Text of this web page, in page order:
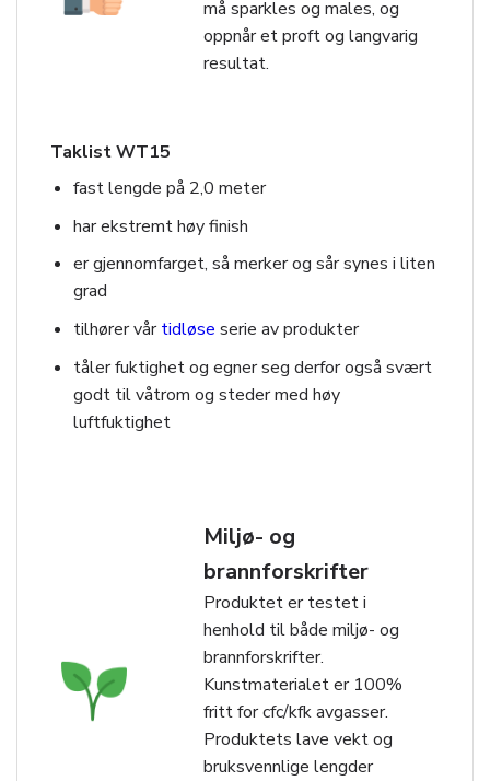
må sparkles og males, og
oppnår et proft og langvarig
resultat.
Taklist WT15
fast lengde på 2,0 meter
har ekstremt høy finish
er gjennomfarget, så merker og sår synes i liten
grad
tilhører vårtidløse serie av produkter
tåler fuktighet og egner seg derfor også svært
godt til våtrom og steder med høy
luftfuktighet
Miljø- og
brannforskrifter
Produktet er testet i
henhold til både miljø- og
brannforskrifter.
Kunstmaterialet er 100%
fritt for cfc/kfk avgasser.
Produktets lave vekt og
bruksvennlige lengder